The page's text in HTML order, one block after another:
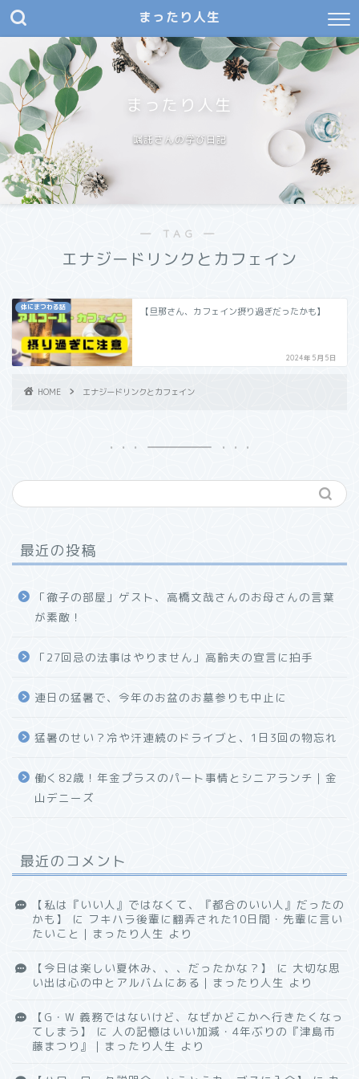
まったり人生
まったり人生
嘱託さんの学び日記
― TAG ―
エナジードリンクとカフェイン
体にまつわる話 【旦那さん、カフェイン摂り過ぎだったかも】
2024年5月5日
HOME エナジードリンクとカフェイン
最近の投稿
「徹子の部屋」ゲスト、高橋文哉さんのお母さんの言葉
が素敵！
「27回忌の法事はやりません」高齢夫の宣言に拍手
連日の猛暑で、今年のお盆のお墓参りも中止に
猛暑のせい？冷や汗連続のドライブと、1日3回の物忘れ
働く82歳！年金プラスのパート事情とシニアランチ｜金
山デニーズ
最近のコメント
【私は『いい人』ではなくて、『都合のいい人』だったの
かも】
に フキハラ後輩に翻弄された10日間・先輩に言い
たいこと｜まったり人生 より
【今日は楽しい夏休み、、、だったかな？】 に 大切な思
い出は心の中とアルバムにある｜まったり人生 より
【G・W 義務ではないけど、なぜかどこかへ行きたくなっ
てしまう】
に 人の記憶はいい加減・4年ぶりの『津島市
藤まつり』｜まったり人生 より